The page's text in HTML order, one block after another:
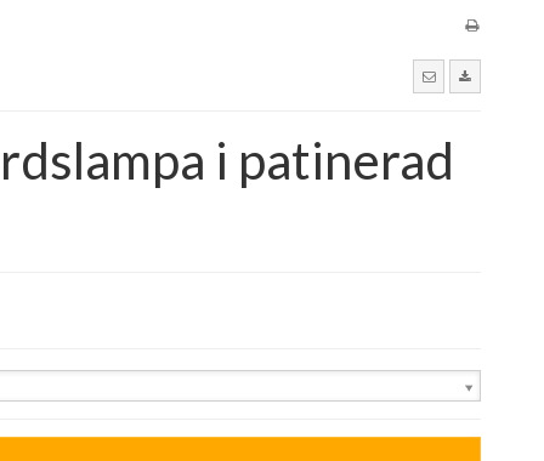
i patinerad